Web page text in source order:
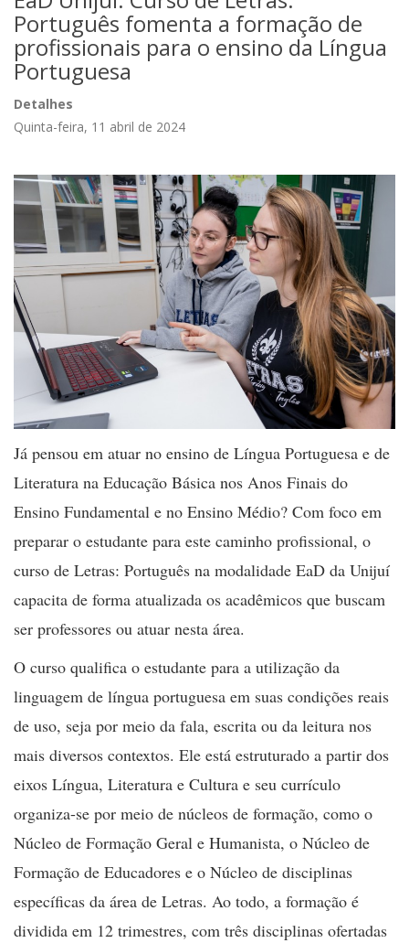
Português fomenta a formação de
profissionais para o ensino da Língua
Portuguesa
Detalhes
Quinta-feira, 11 abril de 2024
Já pensou em atuar no ensino de Língua Portuguesa e de
Literatura na Educação Básica nos Anos Finais do
Ensino Fundamental e no Ensino Médio? Com foco em
preparar o estudante para este caminho profissional, o
curso de Letras: Português na modalidade EaD da Unijuí
capacita de forma atualizada os acadêmicos que buscam
ser professores ou atuar nesta área.
O curso qualifica o estudante para a utilização da
linguagem de língua portuguesa em suas condições reais
de uso, seja por meio da fala, escrita ou da leitura nos
mais diversos contextos. Ele está estruturado a partir dos
eixos Língua, Literatura e Cultura e seu currículo
organiza-se por meio de núcleos de formação, como o
Núcleo de Formação Geral e Humanista, o Núcleo de
Formação de Educadores e o Núcleo de disciplinas
específicas da área de Letras. Ao todo, a formação é
dividida em 12 trimestres, com três disciplinas ofertadas